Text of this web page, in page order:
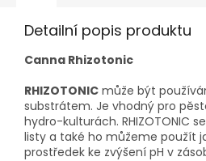
Detailní popis produktu
Canna Rhizotonic
RHIZOTONIC může být
substrátem. Je vhodný pro
hydro-kulturách. RHIZOTONIC
listy a také ho můžeme použít
prostředek ke zvýšení pH v